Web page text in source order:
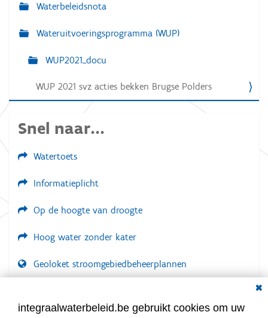
i
g
e
Waterbeleidsnota
Wateruitvoeringsprogramma (WUP)
WUP2021_docu
WUP 2021 svz acties bekken Brugse Polders
Snel naar...
Watertoets
Informatieplicht
Op de hoogte van droogte
Hoog water zonder kater
Geoloket stroomgebiedbeheerplannen
LOGIN VEREIST
integraalwaterbeleid.be gebruikt cookies om uw